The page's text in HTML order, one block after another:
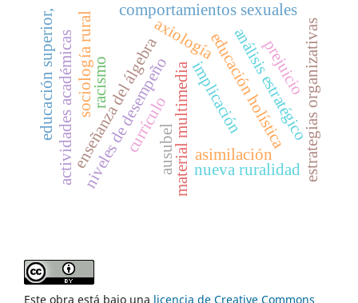
currículo implicación
axiología
material multimedia
enseñanza del álgebra
comportamientos sexuales
educación holística
análisis estratégico
actividades académicas
educación superior,niveles de desempeño estrategias organizativas
asimilación
racismo prejuicio
ausubel nueva ruralidad
sociología rural
Este obra está bajo una licencia de Creative Commons